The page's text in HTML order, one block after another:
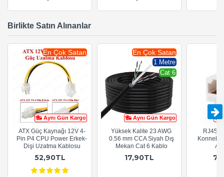
Birlikte Satın Alınanlar
Aynı Gün Kargo
En Çok Satan
ATX Güç Kaynağı 12V 4-
Pin P4 CPU Power Erkek-
Dişi Uzatma Kablosu
52,90TL
Aynı Gün Kargo
En Çok Satan
1 Metre
Cat 6
Yüksek Kalite 23 AWG
0.56 mm CCA Siyah Dış
Mekan Cat 6 Kablo
17,90TL
RJ45